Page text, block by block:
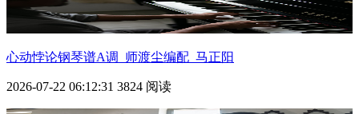
心动悖论钢琴谱A调_师渡尘编配_马正阳
2026-07-22 06:12:31 3824 阅读